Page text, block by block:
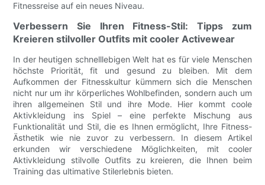
Fitnessreise auf ein neues Niveau.
Verbessern Sie Ihren Fitness-Stil: Tipps zum
Kreieren stilvoller Outfits mit cooler Activewear
In der heutigen schnelllebigen Welt hat es für viele Menschen
höchste Priorität, fit und gesund zu bleiben. Mit dem
Aufkommen der Fitnesskultur kümmern sich die Menschen
nicht nur um ihr körperliches Wohlbefinden, sondern auch um
ihren allgemeinen Stil und ihre Mode. Hier kommt coole
Aktivkleidung ins Spiel – eine perfekte Mischung aus
Funktionalität und Stil, die es Ihnen ermöglicht, Ihre Fitness-
Ästhetik wie nie zuvor zu verbessern. In diesem Artikel
erkunden wir verschiedene Möglichkeiten, mit cooler
Aktivkleidung stilvolle Outfits zu kreieren, die Ihnen beim
Training das ultimative Stilerlebnis bieten.